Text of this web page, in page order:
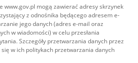
www.gov.pl mogą zawierać adresy skrzynek
z odnośnika będącego adresem e-
jego danych (adres e-mail oraz
w wiadomości) w celu przesłania
Szczegóły przetwarzania danych przez
w ich politykach przetwarzania danych